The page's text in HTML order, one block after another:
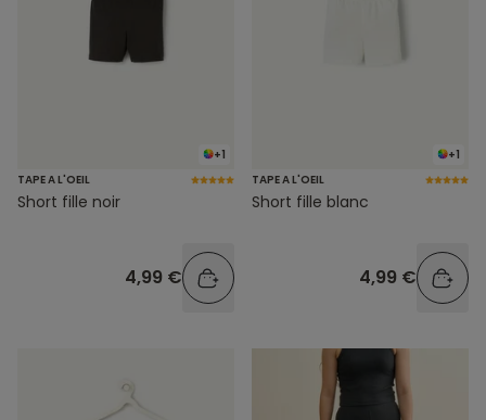
+1
TAPE A L'OEIL
Short fille noir
4,99 €
+1
TAPE A L'OEIL
Short fille blanc
4,99 €